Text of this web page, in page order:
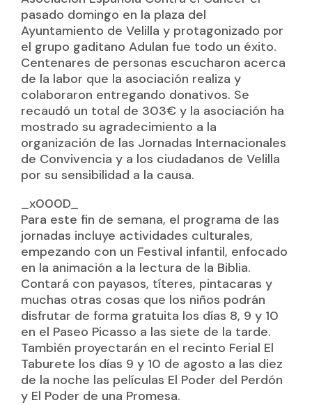
pasado domingo en la plaza del
Ayuntamiento de Velilla y protagonizado por
el grupo gaditano Adulan fue todo un éxito.
Centenares de personas escucharon acerca
de la labor que la asociación realiza y
colaboraron entregando donativos. Se
recaudó un total de 303€ y la asociación ha
mostrado su agradecimiento a la
organización de las Jornadas Internacionales
de Convivencia y a los ciudadanos de Velilla
por su sensibilidad a la causa.
_x000D_
Para este fin de semana, el programa de las
jornadas incluye actividades culturales,
empezando con un Festival infantil, enfocado
en la animación a la lectura de la Biblia.
Contará con payasos, títeres, pintacaras y
muchas otras cosas que los niños podrán
disfrutar de forma gratuita los días 8, 9 y 10
en el Paseo Picasso a las siete de la tarde.
También proyectarán en el recinto Ferial El
Taburete los días 9 y 10 de agosto a las diez
de la noche las películas El Poder del Perdón
y El Poder de una Promesa.